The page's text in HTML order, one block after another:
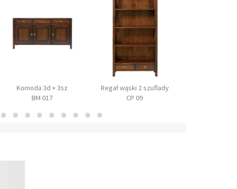
Komoda 3d + 3sz
BM 017
Regał wąski 2 szuflady
CP 09